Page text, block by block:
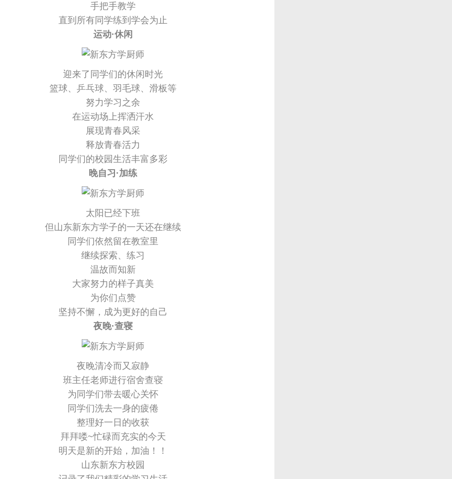
手把手教学
直到所有同学练到学会为止
运动·休闲
迎来了同学们的休闲时光
篮球、乒乓球、羽毛球、滑板等
努力学习之余
在运动场上挥洒汗水
展现青春风采
释放青春活力
同学们的校园生活丰富多彩
晚自习·加练
太阳已经下班
但山东新东方学子的一天还在继续
同学们依然留在教室里
继续探索、练习
温故而知新
大家努力的样子真美
为你们点赞
坚持不懈，成为更好的自己
夜晚·查寝
夜晚清冷而又寂静
班主任老师进行宿舍查寝
为同学们带去暖心关怀
同学们洗去一身的疲倦
整理好一日的收获
拜拜喽~忙碌而充实的今天
明天是新的开始，加油！！
山东新东方校园